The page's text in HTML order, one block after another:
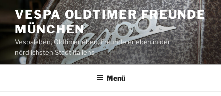
Inhalt
springen
VESPA OLDTIMER FREUNDE
MÜNCHEN
Vespaleben, Oldtimerleben, Freunde erleben in der
nördlichsten Stadt Italiens
Menü